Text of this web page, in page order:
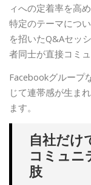
ィへの定着率を高
特定のテーマにつ
を招いたQ&Aセッ
者同士が直接コミ
Facebookグループ
じて連帯感が生ま
ます。
自社だけ
コミュニ
肢